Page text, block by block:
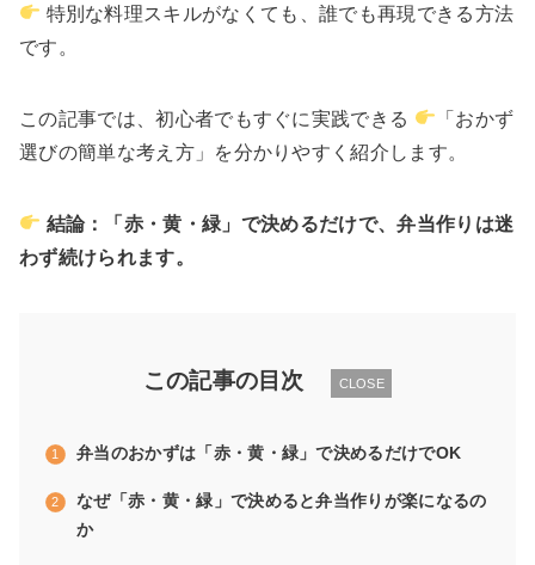
特別な料理スキルがなくても、誰でも再現できる方法
です。
この記事では、初心者でもすぐに実践できる
「おかず
選びの簡単な考え方」を分かりやすく紹介します。
結論：「赤・黄・緑」で決めるだけで、弁当作りは迷
わず続けられます。
この記事の目次 CLOSE
弁当のおかずは「赤・黄・緑」で決めるだけでOK
なぜ「赤・黄・緑」で決めると弁当作りが楽になるの
か